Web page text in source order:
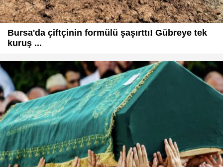
Bursa'da çiftçinin formülü şaşırttı! Gübreye tek
kuruş ...